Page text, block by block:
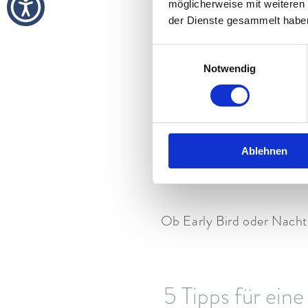
möglicherweise mit
der Dienste gesammelt
Notwendig
Ablehnen
Ihre
–
–
Ob Early Bird oder
5 Tipps für